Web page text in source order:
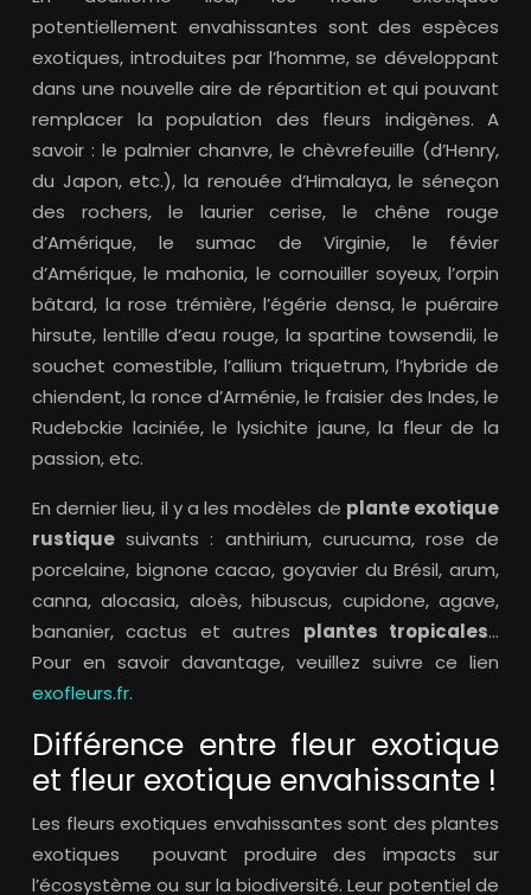
potentiellement envahissantes sont des espèces
exotiques, introduites par l’homme, se développant
dans une nouvelle aire de répartition et qui pouvant
remplacer la population des fleurs indigènes. A
savoir : le palmier chanvre, le chèvrefeuille (d’Henry,
du Japon, etc.), la renouée d’Himalaya, le séneçon
des rochers, le laurier cerise, le chêne rouge
d’Amérique, le sumac de Virginie, le févier
d’Amérique, le mahonia, le cornouiller soyeux, l’orpin
bâtard, la rose trémière, l’égérie densa, le puéraire
hirsute, lentille d’eau rouge, la spartine towsendii, le
souchet comestible, l’allium triquetrum, l’hybride de
chiendent, la ronce d’Arménie, le fraisier des Indes, le
Rudebckie laciniée, le lysichite jaune, la fleur de la
passion, etc.
En dernier lieu, il y a les modèles de plante exotique
rustique suivants : anthirium, curucuma, rose de
porcelaine, bignone cacao, goyavier du Brésil, arum,
canna, alocasia, aloès, hibuscus, cupidone, agave,
bananier, cactus et autres plantes tropicales…
Pour en savoir davantage, veuillez suivre ce lien
exofleurs.fr.
Différence entre fleur exotique
et fleur exotique envahissante !
Les fleurs exotiques envahissantes sont des plantes
exotiques pouvant produire des impacts sur
l’écosystème ou sur la biodiversité. Leur potentiel de